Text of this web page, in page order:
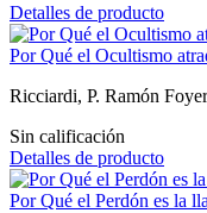
Detalles de producto
Por Qué el Ocultismo
Ricciardi, P. Ramón
Sin calificación
Detalles de producto
Por Qué el Perdón es la